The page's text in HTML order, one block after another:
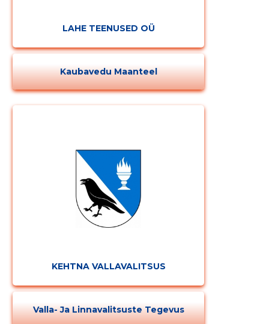
LAHE TEENUSED OÜ
Kaubavedu Maanteel
KEHTNA VALLAVALITSUS
Valla- Ja Linnavalitsuste Tegevus